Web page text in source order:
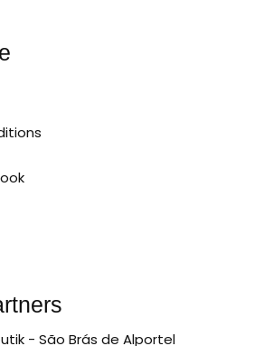
- São Brás de Alportel